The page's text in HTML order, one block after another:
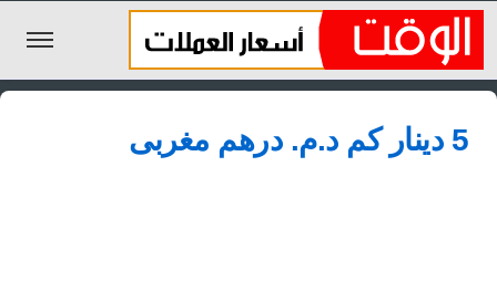
الليرة السورية
الجنيه المصري5 دينار كم د.م.‏ درهم مغربى